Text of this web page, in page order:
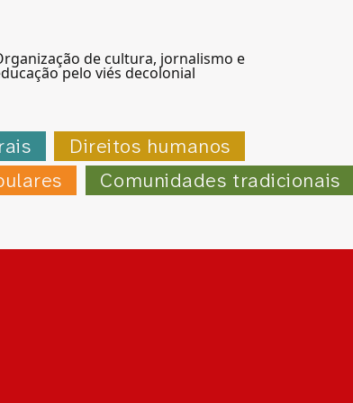
de cultura, jornalismo e
pelo viés decolonial
Direitos humanos
Comunidades tradicionais